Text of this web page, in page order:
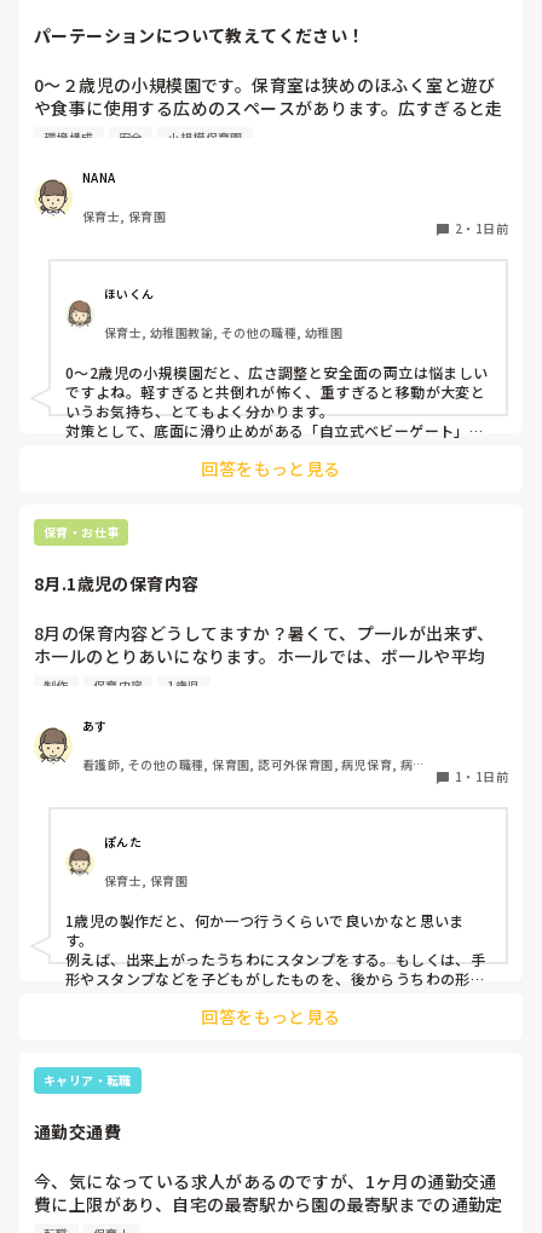
パーテーションについて教えてください！
0〜２歳児の小規模園です。保育室は狭めのほふく室と遊び
や食事に使用する広めのスペースがあります。広すぎると走
り回ったりして落ち着かないので、活動によってパーテーシ
うな素材で軽いので、ちょっと体が当たると倒れたり、つか
まり立ちが不安定な子にとっては共倒れになったりで危険で
す。かと言って固定してしまうと活動によって柔軟に移動す
しっかりした重いものを置いていましたが、移動が大変で使
い勝手が悪く、子どもがぶつかって倒れた時に怖い思いをし
ました。
皆さんの園ではどんなもので工夫されていますか？
環境構成 安全 小規模保育園
NANA
保育士, 保育園
2 ・ 1日前
ほいくん
保育士, 幼稚園教諭, その他の職種, 幼稚園
0〜2歳児の小規模園だと、広さ調整と安全面の両立は悩ましい
ですよね。軽すぎると共倒れが怖く、重すぎると移動が大変と
いうお気持ち、とてもよく分かります。
対策として、底面に滑り止めがある「自立式ベビーゲート」な
た、ストッパー付きキャスターをつけたロー棚を仕切りにすれ
り、脚元に水入りペットボトルなどの重りを付けて補強してみ
てくださいね。安全で使いやすい方法が見つかるよう応援して
回答をもっと見る
保育・お仕事
8月.1歳児の保育内容
8月の保育内容どうしてますか？暑くて、プ一ルが出来ず、
ホ一ルのとりあいになります。ホ一ルでは、ボ一ルや平均
台、風船で遊んでいます。製作で、うちわや望遠鏡や風鈴🎐
クラスです、玩具で遊ばせながら、何人かずつよんで、やっ
ています。何か、いいアイデアや、工夫など、何でもいいの
で、教えて下さい。
制作 保育内容 1歳児
あす
看護師, その他の職種, 保育園, 認可外保育園, 病児保育, 病院
1 ・ 1日前
ぽんた
保育士, 保育園
1歳児の製作だと、何か一つ行うくらいで良いかなと思いま
す。
例えば、出来上がったうちわにスタンプをする。もしくは、手
形やスタンプなどを子どもがしたものを、後からうちわの形に
雨遊び、氷遊び、など間食遊びをたくさん行っています。
す！いつもと違うおもちゃ、室内に興味津々です！
回答をもっと見る
キャリア・転職
通勤交通費
今、気になっている求人があるのですが、1ヶ月の通勤交通
費に上限があり、自宅の最寄駅から園の最寄駅までの通勤定
期代が5,000円ほどオーバーします